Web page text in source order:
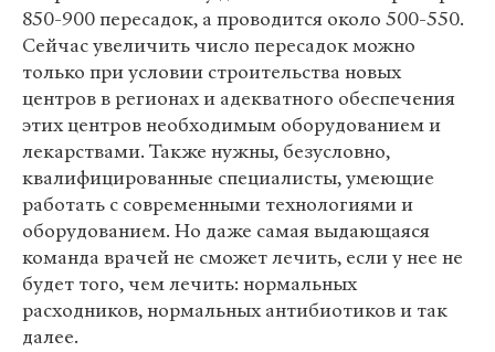
850-900 пересадок, а проводится около 500-550.
Сейчас увеличить число пересадок можно
только при условии строительства новых
центров в регионах и адекватного обеспечения
этих центров необходимым оборудованием и
лекарствами. Также нужны, безусловно,
квалифицированные специалисты, умеющие
работать с современными технологиями и
оборудованием. Но даже самая выдающаяся
команда врачей не сможет лечить, если у нее не
будет того, чем лечить: нормальных
расходников, нормальных антибиотиков и так
далее.